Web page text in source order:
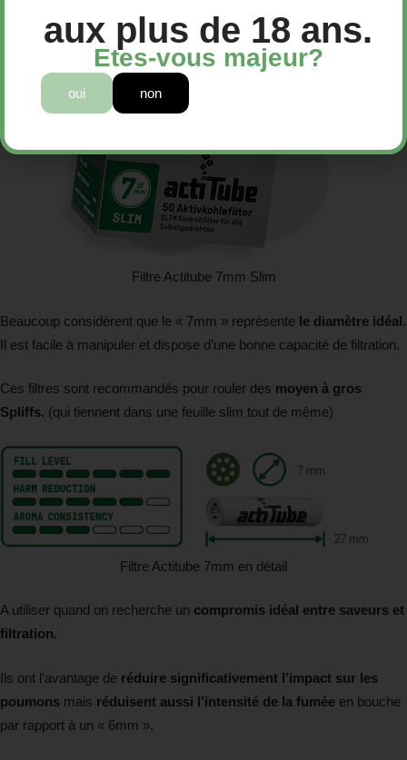
Filtre Actitube 7mm Slim
Beaucoup considèrent que le « 7mm » représente le diamètre idéal.
Il est facile à manipuler et dispose d’une bonne capacité de filtration.
Ces filtres sont recommandés pour rouler des moyen à gros
Spliffs. (qui tiennent dans une feuille slim tout de même)
Filtre Actitube 7mm en détail
A utiliser quand on recherche un compromis idéal entre saveurs et
filtration.
Ils ont l’avantage de réduire significativement l’impact sur les
poumons mais réduisent aussi l’intensité de la fumée en bouche
par rapport à un « 6mm ».
aux plus de 18 ans.
Etes-vous majeur?
oui non